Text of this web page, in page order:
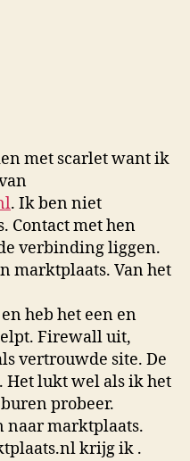
met scarlet want ik
. Ik ben niet
Contact met hen
verbinding liggen.
marktplaats. Van het
heb het een en
Firewall uit,
vertrouwde site. De
Het lukt wel als ik het
probeer.
naar marktplaats.
krijg ik .